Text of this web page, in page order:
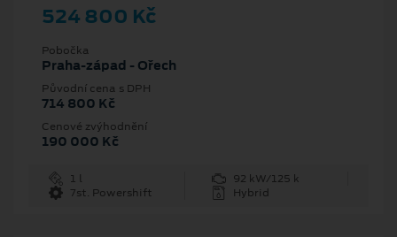
524 800 Kč
Pobočka
Praha-západ - Ořech
Původní cena s DPH
714 800 Kč
Cenové zvýhodnění
190 000 Kč
1 l
92 kW/125 k
7st. Powershift
Hybrid